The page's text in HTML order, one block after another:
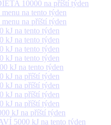
10000 na příští týden
na tento týden
na příští týden
kJ na tento týden
kJ na tento týden
kJ na tento týden
kJ na tento týden
kJ na tento týden
kJ na příští týden
kJ na příští týden
kJ na příští týden
kJ na příští týden
kJ na příští týden
5000 kJ na tento týden